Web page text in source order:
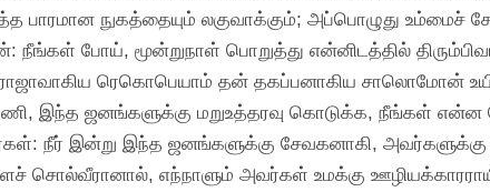
பாரமான நுகத்தையும் லகுவாக்கும்; அப்பொழுது உம்மைச்
நீங்கள் போய், மூன்றுநாள் பொறுத்து என்னிடத்தில்
ரெகொபெயாம் தன் தகப்பனாகிய சாலொமோன்
இந்த ஜனங்களுக்கு மறுஉத்தரவு கொடுக்க, நீங்கள் என்ன
நீர் இன்று இந்த ஜனங்களுக்கு சேவகனாகி,
சொல்வீரானால், எந்நாளும் அவர்கள் உமக்கு